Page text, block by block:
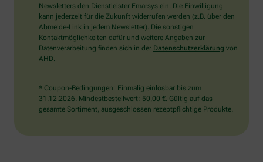
den
Baum.
Newsletters den Dienstleister Emarsys ein. Die Einwilligung
kann jederzeit für die Zukunft widerrufen werden (z.B. über den
Abmelde-Link in jedem Newsletter). Die sonstigen
Kontaktmöglichkeiten dafür und weitere Angaben zur
Datenverarbeitung finden sich in der Datenschutzerklärung von
AHD.
* Coupon-Bedingungen: Einmalig einlösbar bis zum
31.12.2026. Mindestbestellwert: 50,00 €. Gültig auf das
gesamte Sortiment, ausgeschlossen rezeptpflichtige Produkte.